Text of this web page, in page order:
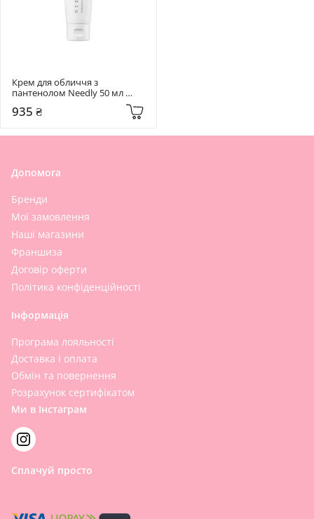
Крем для обличчя з
пантенолом Needly 50 мл
Panthenol Water Gel Cream
935 ₴
Допомога
Бренди
Мої замовлення
Наші магазини
Франшиза
Договір оферти
Політика конфіденційності
Інформація
Програма лояльності
Доставка і оплата
Обмін та повернення
Розрахунок сертифікатом
Ми в Інстаграм
Сплачуй просто